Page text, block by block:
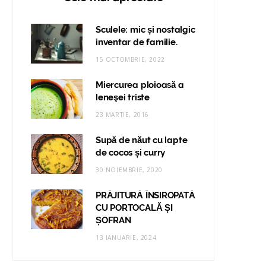
Sculele: mic și nostalgic
inventar de familie.
15 OCTOMBRIE, 2022
Miercurea ploioasă a
leneşei triste
23 MARTIE, 2016
Supă de năut cu lapte
de cocos și curry
30 NOIEMBRIE, 2020
PRĂJITURĂ ÎNSIROPATĂ
CU PORTOCALĂ ȘI
ȘOFRAN
13 IANUARIE, 2024